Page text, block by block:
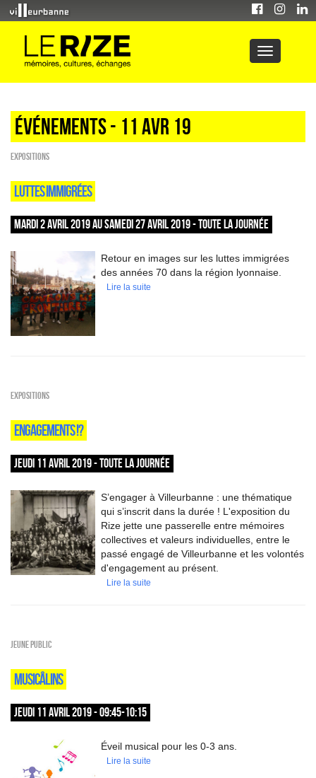
Événements - 11 Avr 19
EXPOSITIONS
LUTTES IMMIGRÉES
MARDI 2 AVRIL 2019 AU SAMEDI 27 AVRIL 2019 - TOUTE LA JOURNÉE
Retour en images sur les luttes immigrées
des années 70 dans la région lyonnaise.
Lire la suite
EXPOSITIONS
ENGAGEMENTS !?
JEUDI 11 AVRIL 2019 - TOUTE LA JOURNÉE
S’engager à Villeurbanne : une thématique
qui s’inscrit dans la durée ! L'exposition du
Rize jette une passerelle entre mémoires
collectives et valeurs individuelles, entre le
passé engagé de Villeurbanne et les volontés
d'engagement au présent.
Lire la suite
Jeune public
MUSICÂLINS
JEUDI 11 AVRIL 2019 - 09:45-10:15
Éveil musical pour les 0-3 ans.
Lire la suite